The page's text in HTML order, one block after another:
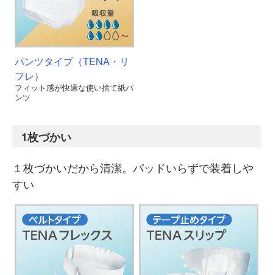
パンツタイプ（TENA・リ
フレ）
フィット感が快適な使い捨て紙パ
ンツ
1枚づかい
１枚づかいだから清潔。パッドいらずで装着しや
すい